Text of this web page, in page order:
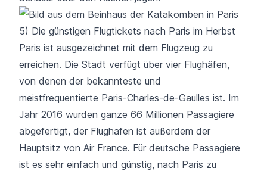
5) Die günstigen Flugtickets nach Paris im Herbst
Paris ist ausgezeichnet mit dem Flugzeug zu
erreichen. Die Stadt verfügt über vier Flughäfen,
von denen der bekannteste und
meistfrequentierte Paris-Charles-de-Gaulles ist. Im
Jahr 2016 wurden ganze 66 Millionen Passagiere
abgefertigt, der Flughafen ist außerdem der
Hauptsitz von Air France. Für deutsche Passagiere
ist es sehr einfach und günstig, nach Paris zu